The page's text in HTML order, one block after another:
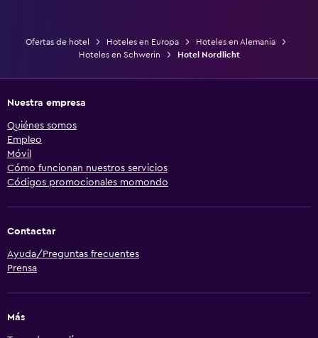
Ofertas de hotel Hoteles en Europa
Hoteles en Alemania
Hoteles en Schwerin
Hotel Nordlicht
Nuestra empresa
Quiénes somos
Empleo
Móvil
Cómo funcionan nuestros servicios
Códigos promocionales momondo
Contactar
Ayuda/Preguntas frecuentes
Prensa
Más